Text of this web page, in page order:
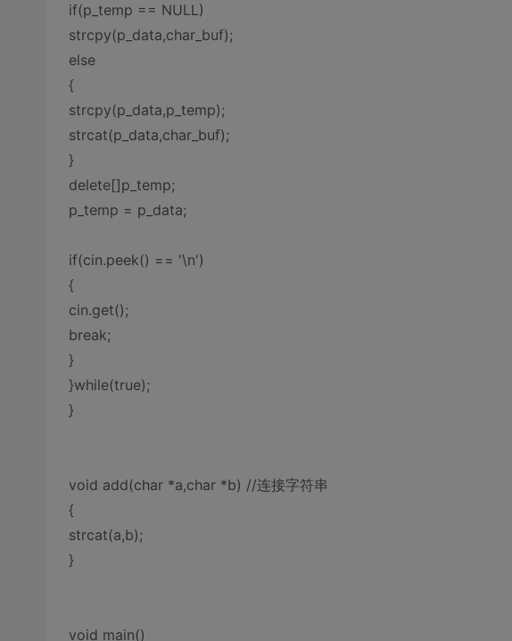
if(p_temp == NULL)
strcpy(p_data,char_buf);
else
{
strcpy(p_data,p_temp);
strcat(p_data,char_buf);
}
delete[]p_temp;
p_temp = p_data;
if(cin.peek() == '\n')
{
cin.get();
break;
}
}while(true);
}
void add(char *a,char *b) //连接字符串
{
strcat(a,b);
}
void main()